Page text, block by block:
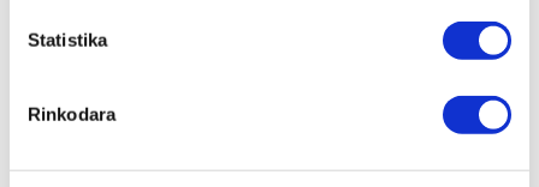
Statistika
Rinkodara
mājas interjera akcentu.